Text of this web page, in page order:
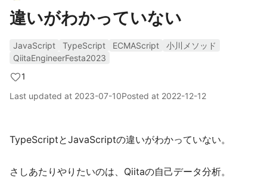
違いがわかっていない
JavaScript TypeScript ECMAScript
小川メソッド
QiitaEngineerFesta2023
1
Last updated at 2023-07-10Posted at 2022-12-12
TypeScriptとJavaScriptの違いがわかっていない。
さしあたりやりたいのは、Qiitaの自己データ分析。